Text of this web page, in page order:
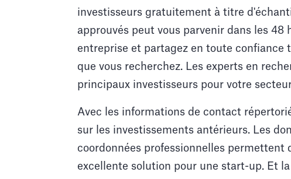
investisseurs gratuitement à titre
approuvés peut vous parvenir dans les 48
entreprise et partagez en toute confiance
que vous recherchez. Les experts en
principaux investisseurs pour votre
Avec les informations de contact
sur les investissements antérieurs. Les
coordonnées professionnelles
excellente solution pour une start-up. Et